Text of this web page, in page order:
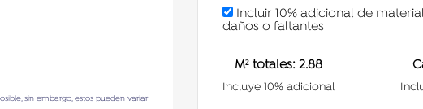
sin embargo, estos pueden variar
Incluir 10% adicional de
daños o faltantes
M² totales:2.88
Incluye 10% adicional